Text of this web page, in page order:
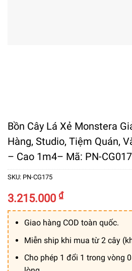
Bồn Cây Lá Xẻ Monstera
Hàng, Studio, Tiệm Quán,
– Cao 1m4– Mã: PN-
SKU: PN-CG175
3.215.000 ₫
Giao hàng COD toàn quốc.
Miễn ship khi mua từ 2 cây
Cho phép 1 đổi 1 trong vòng